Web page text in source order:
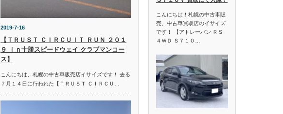
2019-7-16
【ＴＲＵＳＴ ＣＩＲＣＵＩＴ ＲＵＮ ２０１
９ ｉｎ十勝スピードウェイ クラブマンコー
ス】
こんにちは、札幌の中古車販売店イサイズです！ 去る
７月１４日に行われた【ＴＲＵＳＴ ＣＩＲＣＵ…
こんにちは！札幌の中古車販
売、中古車買取店のイサイズ
です！ 【アトレーバン ＲＳ
４ＷＤ Ｓ７１０…